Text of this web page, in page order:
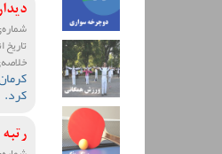
تاریخ
کرد.